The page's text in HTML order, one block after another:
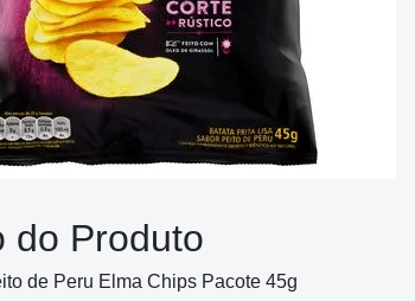
do Produto
de Peru Elma Chips Pacote 45g